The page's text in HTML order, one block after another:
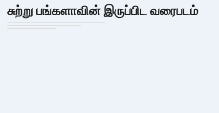
சுற்று பங்களாவின் இருப்பிட வரைபடம்